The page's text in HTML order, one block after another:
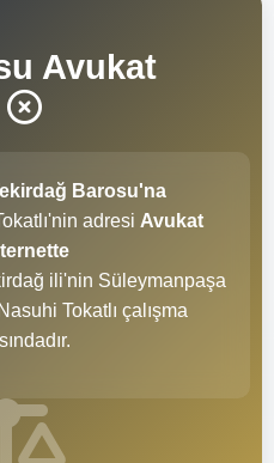
Avukat
Barosu'na
adresi Avukat
ili'nin Süleymanpaşa
Tokatlı çalışma